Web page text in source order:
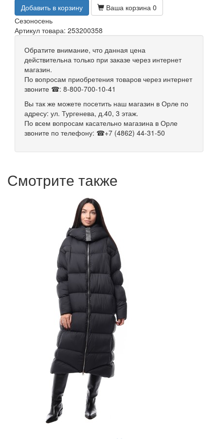
Добавить в корзину
Ваша корзина 0
Сезоносень
Артикул товара: 253200358
Обратите внимание, что данная цена
действительна только при заказе через интернет
магазин.
По вопросам приобретения товаров через интернет
звоните ☎: 8-800-700-10-41
Вы так же можете посетить наш магазин в Орле по
адресу: ул. Тургенева, д.40, 3 этаж.
По всем вопросам касательно магазина в Орле
звоните по телефону: ☎+7 (4862) 44-31-50
Смотрите также